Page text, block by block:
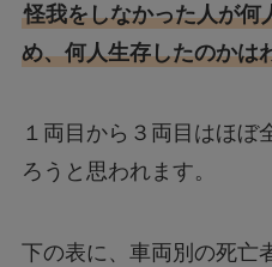
怪我をしなかった人が何
め、何人生存したのかは
１両目から３両目はほぼ
ろうと思われます。
下の表に、車両別の死亡